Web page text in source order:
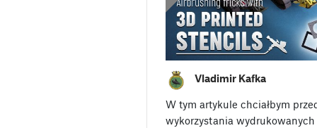
Vladimir Kafka
W tym artykule chciałbym
wykorzystania